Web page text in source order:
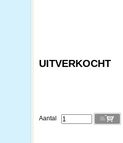
UITVERKOCHT
Aantal